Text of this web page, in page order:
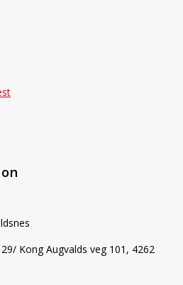
Kong Augvalds veg 101, 4262